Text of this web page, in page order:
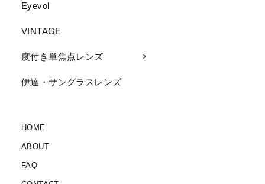
Eyevol
VINTAGE
度付き単焦点レンズ
伊達・サングラスレンズ
HOME
ABOUT
FAQ